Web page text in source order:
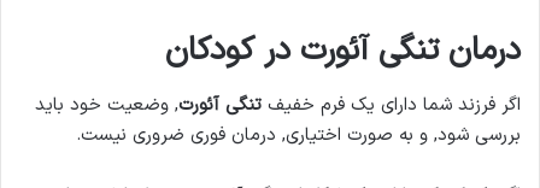
درمان تنگی آئورت در کودکان
اگر فرزند شما دارای یک فرم خفیف تنگی آئورت, وضعیت خود باید
بررسی شود, و به صورت اختیاری, درمان فوری ضروری نیست.